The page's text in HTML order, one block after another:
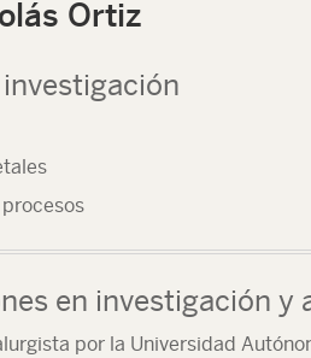
Ortiz
en investigación y
por la Universidad